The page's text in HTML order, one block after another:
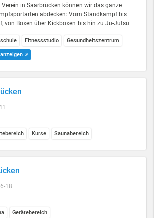
Verein in Saarbrücken können wir das ganze
abdecken: Vom Standkampf bis
von Boxen über Kickboxen bis hin zu Ju-Jutsu.
Fitnessstudio Gesundheitszentrum
Kurse Saunabereich
18
Gerätebereich